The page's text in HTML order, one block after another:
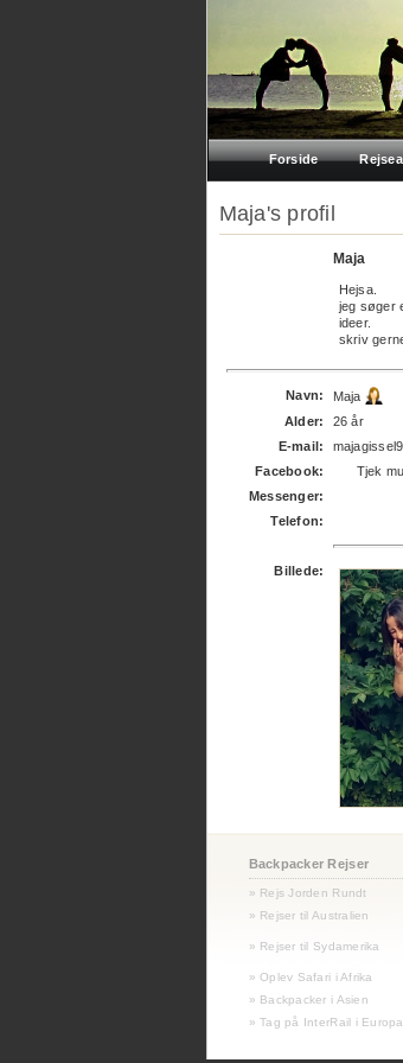
Forside
Maja's profil
Maja
Hejsa.
jeg søger
ideer.
skriv
Navn:
Maja
Alder:
26 år
E-mail:
Facebook:
Tjek
Messenger:
Telefon:
Billede:
Backpacker Rejser
» Rejs Jorden Rundt
» Rejser til Australien
» Rejser til Sydamerika
» Oplev Safari i Afrika
» Backpacker i Asien
» Tag på InterRail i Europa